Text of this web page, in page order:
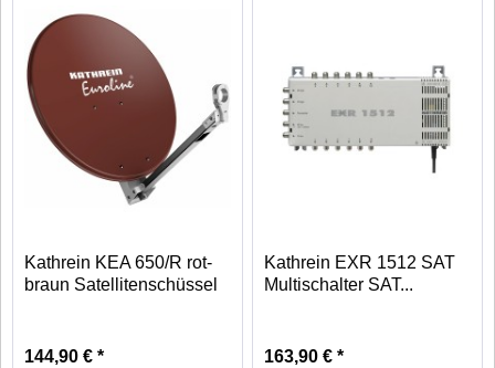
Kathrein KEA 650/R rot-
braun Satellitenschüssel
144,90 € *
Kathrein EXR 1512 SAT
Multischalter SAT...
163,90 € *